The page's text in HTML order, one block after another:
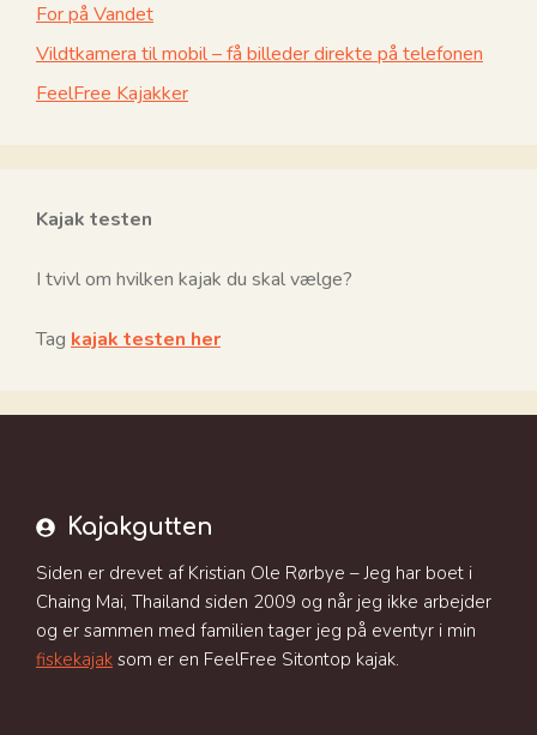
For på Vandet
Vildtkamera til mobil – få billeder direkte på telefonen
FeelFree Kajakker
Kajak testen
I tvivl om hvilken kajak du skal vælge?
Tag kajak testen her
Kajakgutten
Siden er drevet af Kristian Ole Rørbye – Jeg har boet i
Chaing Mai, Thailand siden 2009 og når jeg ikke arbejder
og er sammen med familien tager jeg på eventyr i min
fiskekajak som er en FeelFree Sitontop kajak.